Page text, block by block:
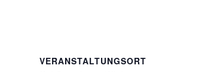
VERANSTALTUNGSORT